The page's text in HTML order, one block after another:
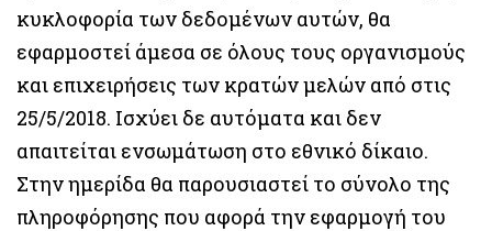
κυκλοφορία των δεδομένων αυτών, θα
εφαρμοστεί άμεσα σε όλους τους οργανισμούς
και επιχειρήσεις των κρατών μελών από στις
25/5/2018. Ισχύει δε αυτόματα και δεν
απαιτείται ενσωμάτωση στο εθνικό δίκαιο.
Στην ημερίδα θα παρουσιαστεί το σύνολο της
πληροφόρησης που αφορά την εφαρμογή του